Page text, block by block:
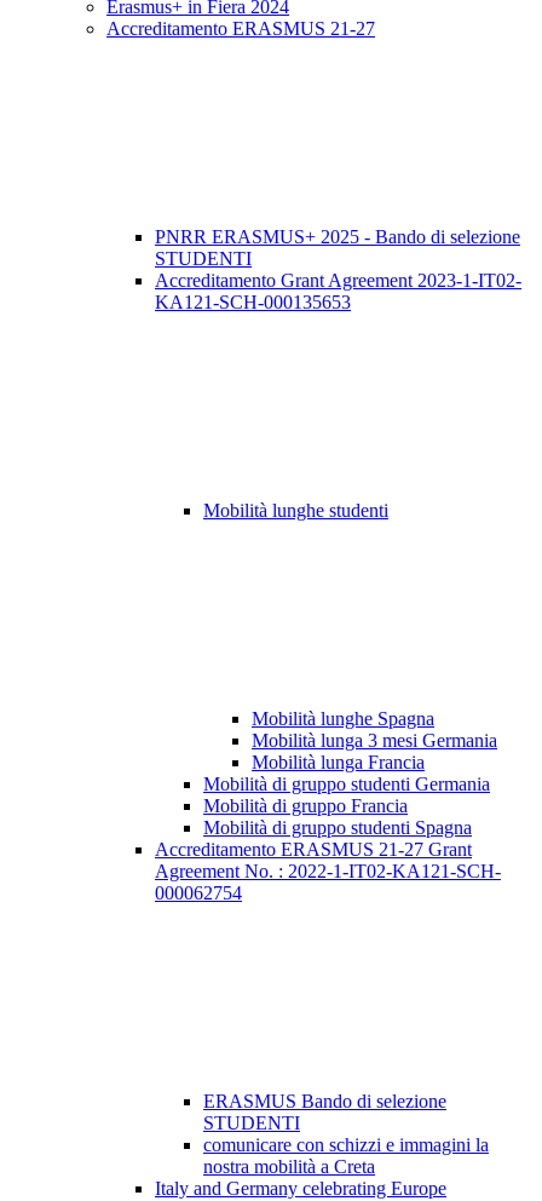
Erasmus+ in Fiera 2024
Accreditamento ERASMUS 21-27
PNRR ERASMUS+ 2025 - Bando di selezione
STUDENTI
Accreditamento Grant Agreement 2023-1-IT02-
KA121-SCH-000135653
Mobilità lunghe studenti
Mobilità lunghe Spagna
Mobilità lunga 3 mesi Germania
Mobilità lunga Francia
Mobilità di gruppo studenti Germania
Mobilità di gruppo Francia
Mobilità di gruppo studenti Spagna
Accreditamento ERASMUS 21-27 Grant
Agreement No. : 2022-1-IT02-KA121-SCH-
000062754
ERASMUS Bando di selezione
STUDENTI
comunicare con schizzi e immagini la
nostra mobilità a Creta
Italy and Germany celebrating Europe